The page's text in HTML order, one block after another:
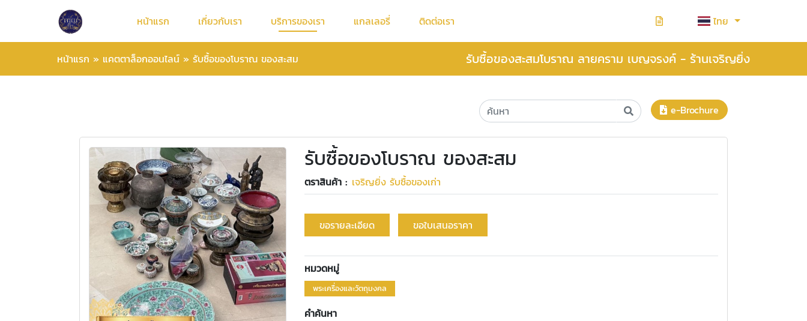
หน้าแรก เกี่ยวกับเรา บริการของเรา แกลเลอรี่ ติดต่อเรา ไทย
หน้าแรก » แคตตาล็อกออนไลน์ » รับซื้อของโบราณ ของสะสม รับซื้อของสะสมโบราณ ลายคราม เบญจรงค์ - ร้านเจริญยิ่ง
e-Brochure
รับซื้อของโบราณ ของสะสม
ตราสินค้า : เจริญยิ่ง รับซื้อของเก่า
ขอรายละเอียด ขอใบเสนอราคา
หมวดหมู่
พระเครื่องและวัตถุมงคล
คำค้นหา